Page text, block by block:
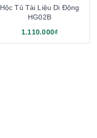
Hộc Tủ Tài Liệu Di Động
HG02B
1.110.000₫